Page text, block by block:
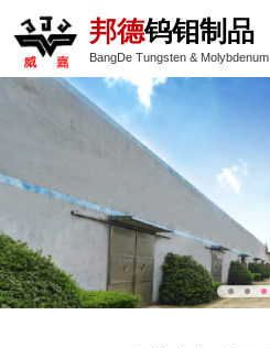
邦德钨钼制品
BangDe Tungsten &